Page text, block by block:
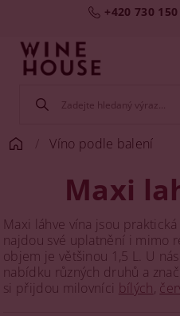
+420 730 150
Víno podle balení
Maxi
Maxi láhve vína jsou
najdou své uplatnění i mimo
objem je většinou 1,5 L. U
nabídku různých druhů a
si přijdou milovníci bílých,